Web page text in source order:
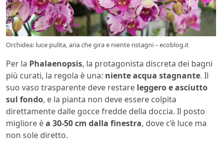
Orchidea: luce pulita, aria che gira e niente ristagni – ecoblog.it
Per la Phalaenopsis, la protagonista discreta dei bagni
più curati, la regola è una: niente acqua stagnante. Il
suo vaso trasparente deve restare leggero e asciutto
sul fondo, e la pianta non deve essere colpita
direttamente dalle gocce fredde della doccia. Il posto
migliore èa 30-50 cm dalla finestra, dove c’è luce ma
non sole diretto.